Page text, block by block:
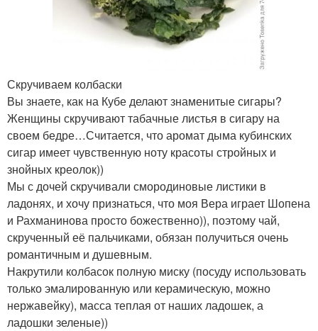
Скручиваем колбаски
Вы знаете, как на Кубе делают знаменитые сигары?
Женщины скручивают табачные листья в сигару на
своем бедре…Считается, что аромат дыма кубинских
сигар имеет чувственную ноту красоты стройных и
знойных креолок))
Мы с дочей скручивали смородиновые листики в
ладонях, и хочу признаться, что моя Вера играет Шопена
и Рахманинова просто божественно)), поэтому чай,
скрученный её пальчиками, обязан получиться очень
романтичным и душевным.
Накрутили колбасок полную миску (посуду использовать
только эмалированную или керамическую, можно
нержавейку), масса теплая от наших ладошек, а
ладошки зеленые))